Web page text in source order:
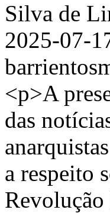
Silva de
2025-07-
<p>A
das
a respeito